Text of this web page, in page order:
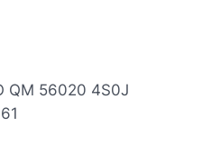
QM 56020 4S0J